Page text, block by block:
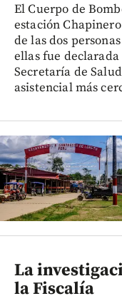
El Cuerpo de
estación
de las dos
ellas fue
Secretaría de
asistencial más
La
la Fiscalía